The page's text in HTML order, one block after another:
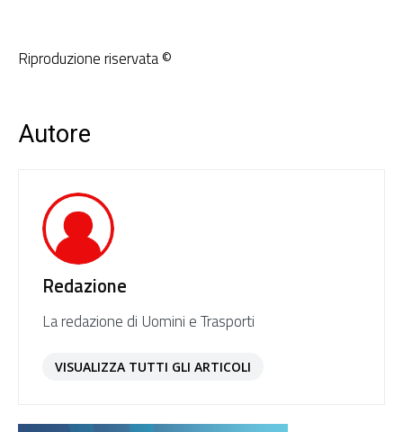
Riproduzione riservata ©
Autore
Redazione
La redazione di Uomini e Trasporti
VISUALIZZA TUTTI GLI ARTICOLI